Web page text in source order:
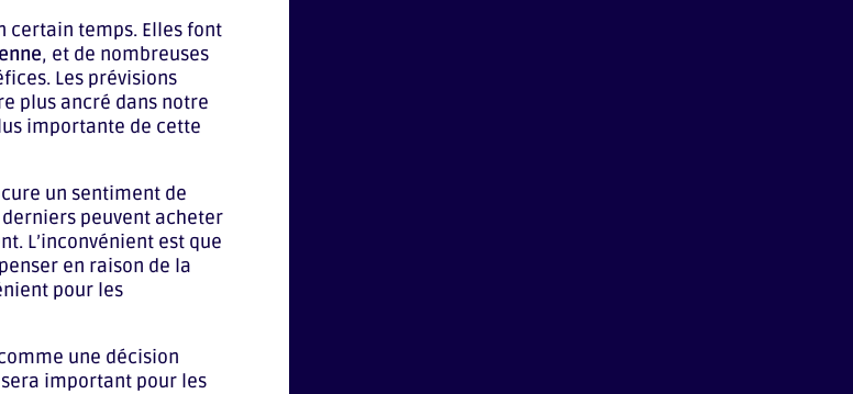
certain temps. Elles font
, et de nombreuses
Les prévisions
plus ancré dans notre
importante de cette
un sentiment de
peuvent acheter
L’inconvénient est que
en raison de la
pour les
une décision
important pour les